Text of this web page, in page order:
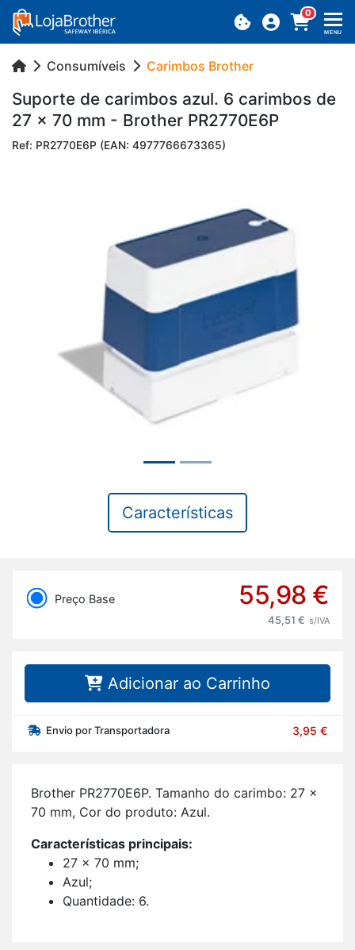
0
MENU
Consumíveis Carimbos Brother
Su­porte de ca­rimbos azul. 6 ca­rimbos de
27 x 70 mm - Brother PR2770E6P
Ref: PR2770E6P (EAN: 4977766673365)
Características
Preço Base 55,98 €
45,51 € s/IVA
Adicionar ao Carrinho
Envio por Transportadora 3,95 €
Brother PR2770E6P. Ta­manho do ca­rimbo: 27 x
70 mm, Cor do pro­duto: Azul.
Ca­rac­te­rís­ticas prin­ci­pais:
27 x 70 mm;
Azul;
Quan­ti­dade: 6.